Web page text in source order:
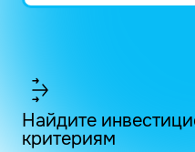
Найдите
критериям